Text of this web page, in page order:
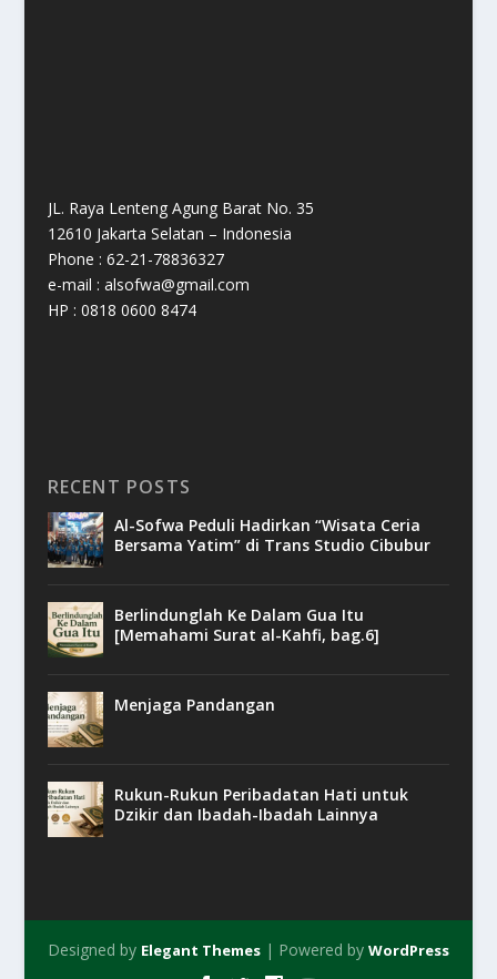
JL. Raya Lenteng Agung Barat No. 35
12610 Jakarta Selatan – Indonesia
Phone : 62-21-78836327
e-mail : alsofwa@gmail.com
HP : 0818 0600 8474
RECENT POSTS
Al-Sofwa Peduli Hadirkan “Wisata Ceria
Bersama Yatim” di Trans Studio Cibubur
Berlindunglah Ke Dalam Gua Itu
[Memahami Surat al-Kahfi, bag.6]
Menjaga Pandangan
Rukun-Rukun Peribadatan Hati untuk
Dzikir dan Ibadah-Ibadah Lainnya
Designed by Elegant Themes| Powered by WordPress